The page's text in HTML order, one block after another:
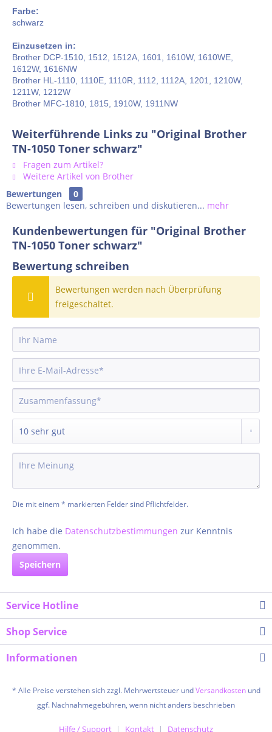
Farbe:
schwarz
Einzusetzen in:
Brother DCP-1510, 1512, 1512A, 1601, 1610W, 1610WE,
1612W, 1616NW
Brother HL-1110, 1110E, 1110R, 1112, 1112A, 1201, 1210W,
1211W, 1212W
Brother MFC-1810, 1815, 1910W, 1911NW
Weiterführende Links zu "Original Brother
TN-1050 Toner schwarz"
Fragen zum Artikel?
Weitere Artikel von Brother
Bewertungen
0
Bewertungen lesen, schreiben und diskutieren... mehr
Kundenbewertungen für "Original Brother
TN-1050 Toner schwarz"
Bewertung schreiben
Bewertungen werden nach Überprüfung
freigeschaltet.
Die mit einem * markierten Felder sind Pflichtfelder.
Ich habe die Datenschutzbestimmungen zur Kenntnis
genommen.
Speichern
Service Hotline
Shop Service
Informationen
* Alle Preise verstehen sich zzgl. Mehrwertsteuer undVersandkostenund
ggf. Nachnahmegebühren, wenn nicht anders beschrieben
Hilfe / Support Kontakt Datenschutz